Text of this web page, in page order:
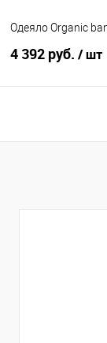
Одеяло Organic
4 392 руб. / шт